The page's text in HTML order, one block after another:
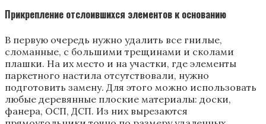
Прикрепление отслоившихся элементов к основанию
В первую очередь нужно удалить все гнилые,
сломанные, с большими трещинами и сколами
плашки. На их место и на участки, где элементы
паркетного настила отсутствовали, нужно
подготовить замену. Для этого можно использовать
любые деревянные плоские материалы: доски,
фанера, ОСП, ДСП. Из них вырезаются